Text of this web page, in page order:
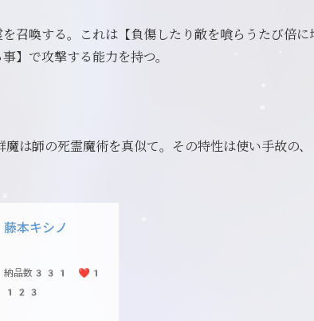
を召喚する。これは【負傷したり敵を喰らうたび倍
】で攻撃する能力を持つ。
は師の死霊魔術を真似て。その特性は使い手故の、
藤本キシノ
納品数331 ❤️1
123